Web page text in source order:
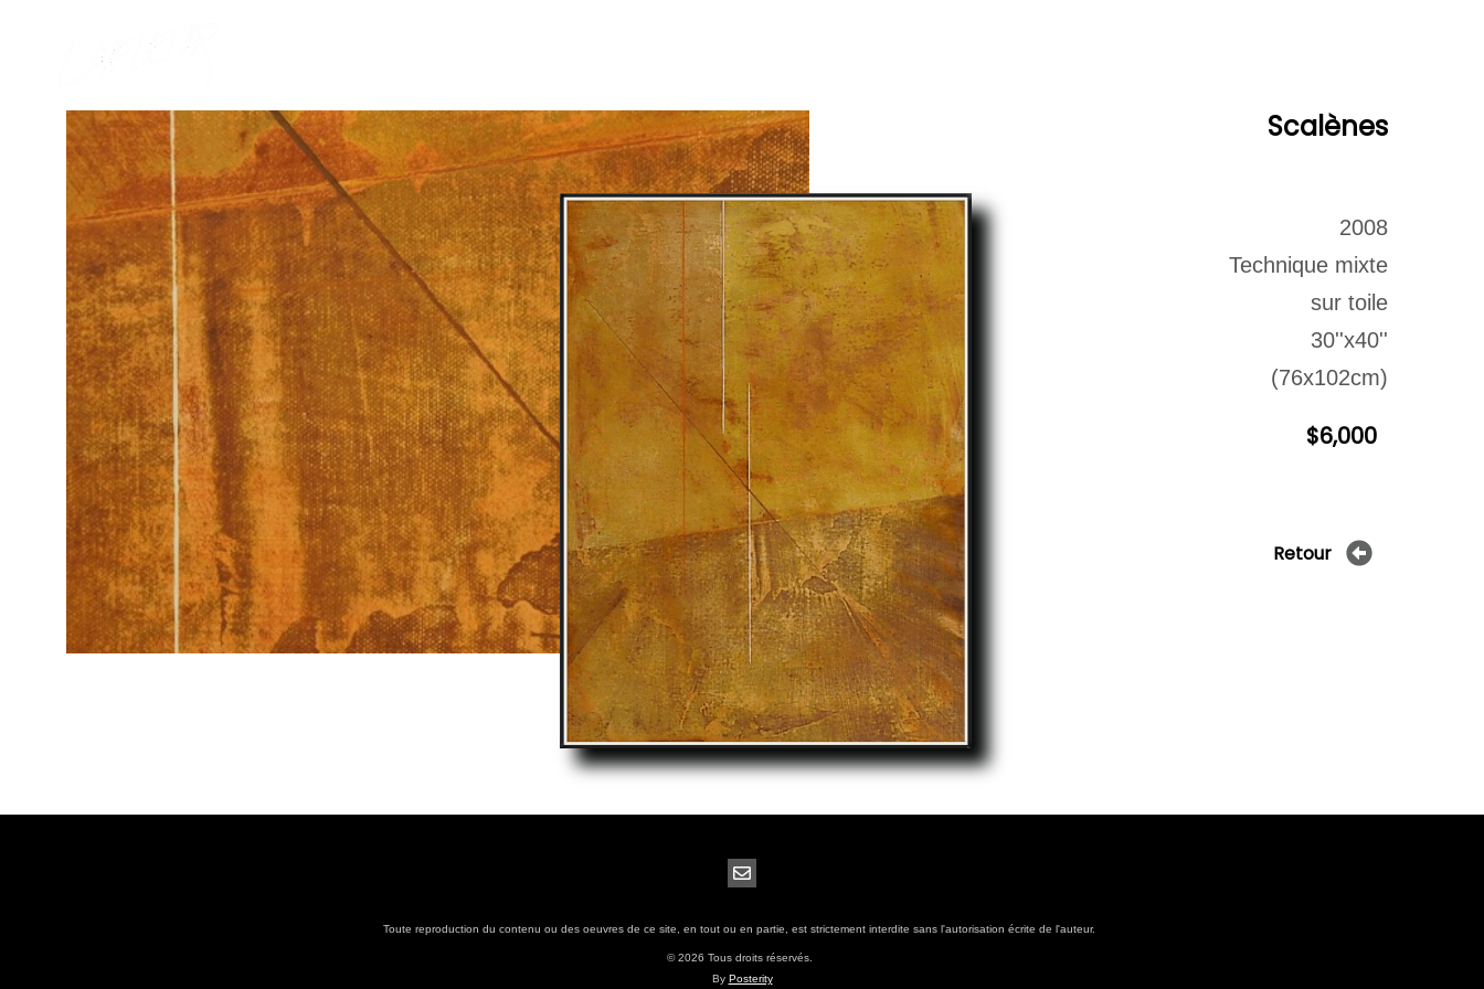
Scalènes
2008
Technique mixte
sur toile
30''x40''
(76x102cm)
$6,000
Retour
Toute reproduction du contenu ou des oeuvres de ce site, en tout ou en partie, est strictement interdite sans l'autorisation écrite de l'auteur.
© 2026 Tous droits réservés.
By Posterity